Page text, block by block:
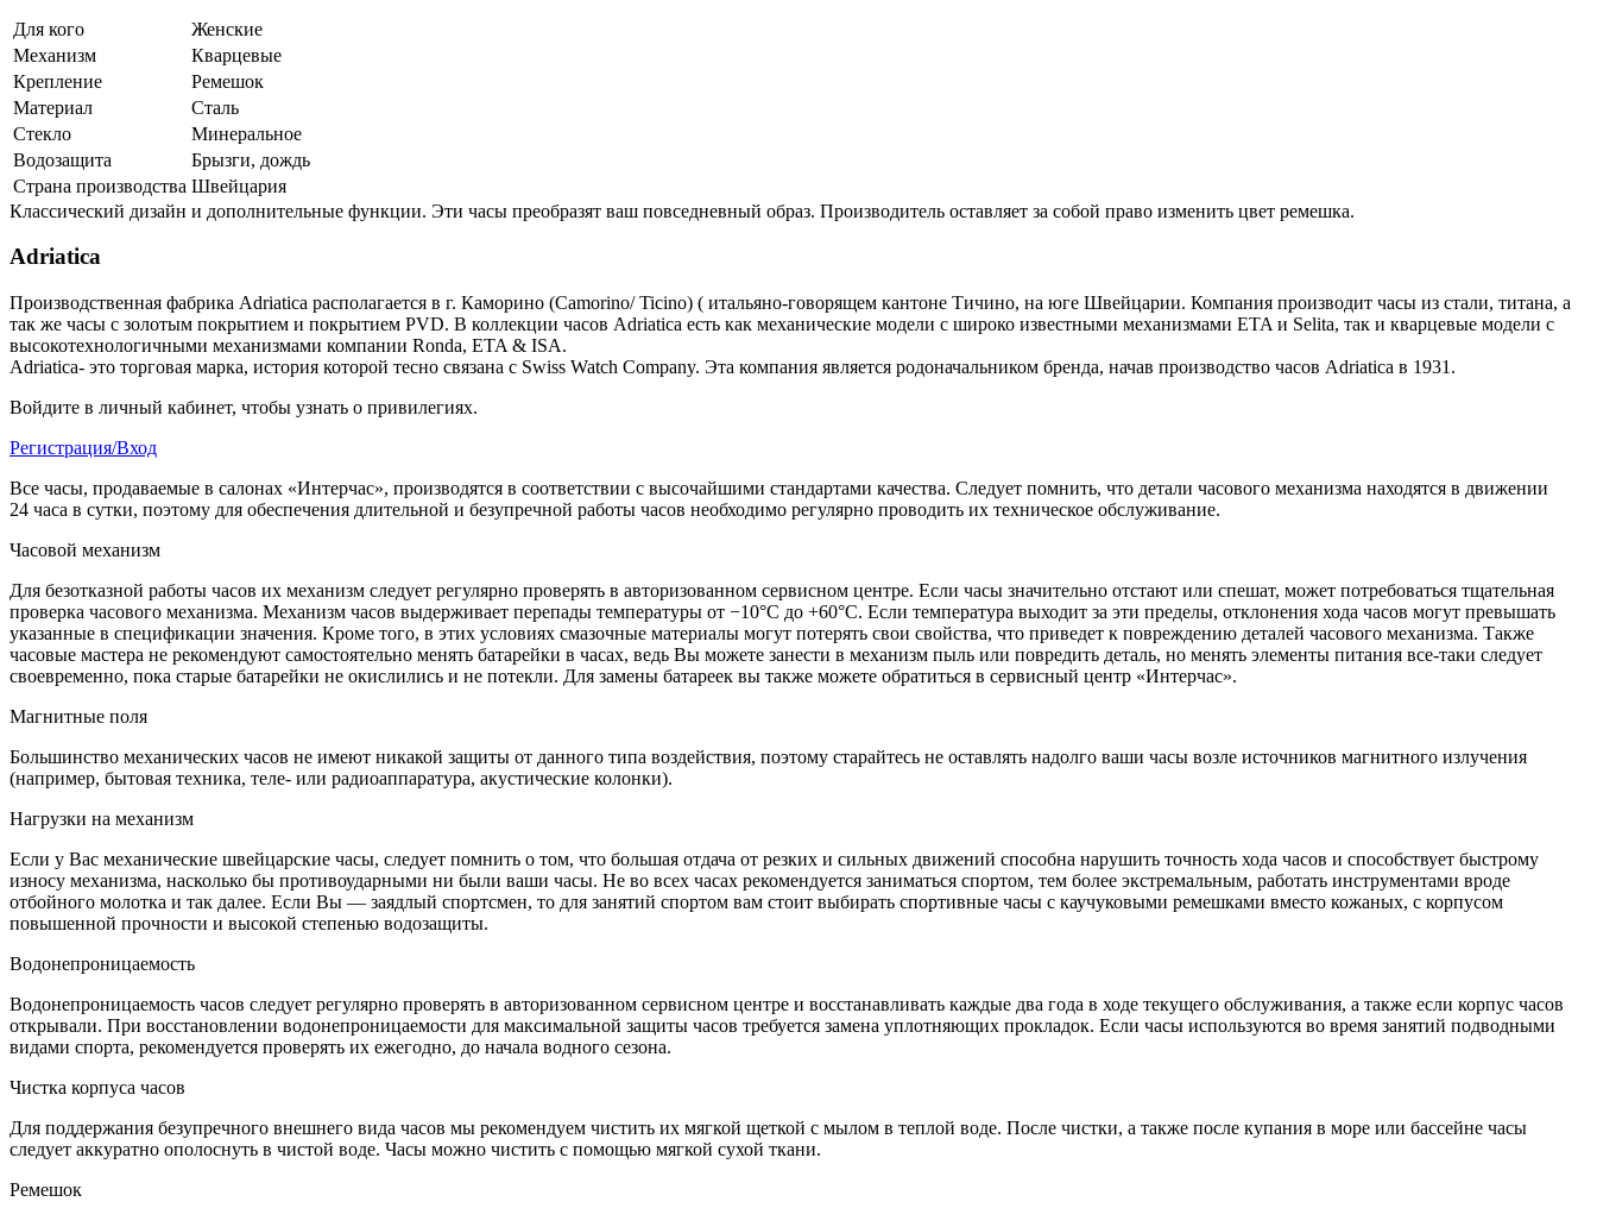
Для кого
Женские
Механизм
Кварцевые
Крепление
Ремешок
Материал
Сталь
Стекло
Минеральное
Водозащита
Брызги, дождь
Страна производства Швейцария
Классический дизайн и дополнительные функции. Эти часы преобразят ваш повседневный образ. Производитель оставляет за собой право изменить цвет ремешка.
Adriatica
Производственная фабрика Adriatica располагается в г. Каморино (Camorino/ Ticino) ( итальяно-говорящем кантоне Тичино, на юге Швейцарии. Компания производит часы из стали, титана, а
так же часы с золотым покрытием и покрытием PVD. В коллекции часов Adriatica есть как механические модели с широко известными механизмами ETA и Selita, так и кварцевые модели с
высокотехнологичными механизмами компании Ronda, ETA & ISA.
Adriatica- это торговая марка, история которой тесно связана с Swiss Watch Company. Эта компания является родоначальником бренда, начав производство часов Adriatica в 1931.
Войдите в личный кабинет, чтобы узнать о привилегиях.
Регистрация/Вход
Все часы, продаваемые в салонах «Интерчас», производятся в соответствии с высочайшими стандартами качества. Следует помнить, что детали часового механизма находятся в движении
24 часа в сутки, поэтому для обеспечения длительной и безупречной работы часов необходимо регулярно проводить их техническое обслуживание.
Часовой механизм
Для безотказной работы часов их механизм следует регулярно проверять в авторизованном сервисном центре. Если часы значительно отстают или спешат, может потребоваться тщательная
проверка часового механизма. Механизм часов выдерживает перепады температуры от −10°C до +60°C. Если температура выходит за эти пределы, отклонения хода часов могут превышать
указанные в спецификации значения. Кроме того, в этих условиях смазочные материалы могут потерять свои свойства, что приведет к повреждению деталей часового механизма. Также
часовые мастера не рекомендуют самостоятельно менять батарейки в часах, ведь Вы можете занести в механизм пыль или повредить деталь, но менять элементы питания все-таки следует
своевременно, пока старые батарейки не окислились и не потекли. Для замены батареек вы также можете обратиться в сервисный центр «Интерчас».
Магнитные поля
Большинство механических часов не имеют никакой защиты от данного типа воздействия, поэтому старайтесь не оставлять надолго ваши часы возле источников магнитного излучения
(например, бытовая техника, теле- или радиоаппаратура, акустические колонки).
Нагрузки на механизм
Если у Вас механические швейцарские часы, следует помнить о том, что большая отдача от резких и сильных движений способна нарушить точность хода часов и способствует быстрому
износу механизма, насколько бы противоударными ни были ваши часы. Не во всех часах рекомендуется заниматься спортом, тем более экстремальным, работать инструментами вроде
отбойного молотка и так далее. Если Вы — заядлый спортсмен, то для занятий спортом вам стоит выбирать спортивные часы с каучуковыми ремешками вместо кожаных, с корпусом
повышенной прочности и высокой степенью водозащиты.
Водонепроницаемость
Водонепроницаемость часов следует регулярно проверять в авторизованном сервисном центре и восстанавливать каждые два года в ходе текущего обслуживания, а также если корпус часов
открывали. При восстановлении водонепроницаемости для максимальной защиты часов требуется замена уплотняющих прокладок. Если часы используются во время занятий подводными
видами спорта, рекомендуется проверять их ежегодно, до начала водного сезона.
Чистка корпуса часов
Для поддержания безупречного внешнего вида часов мы рекомендуем чистить их мягкой щеткой с мылом в теплой воде. После чистки, а также после купания в море или бассейне часы
следует аккуратно ополоснуть в чистой воде. Часы можно чистить с помощью мягкой сухой ткани.
Ремешок